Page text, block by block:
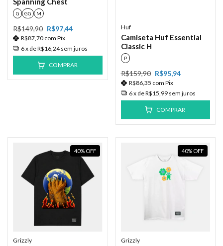
G GG M
R$149,90 R$97,44
R$87,70 com Pix
6x deR$16,24 sem juros
COMPRAR
Huf
Camiseta Huf Essential
Classic H
P
R$159,90 R$95,94
R$86,35 com Pix
6x deR$15,99 sem juros
COMPRAR
40% OFF
Grizzly
40% OFF
Grizzly